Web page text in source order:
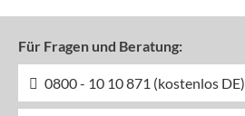
Für Fragen und Beratung:
0800 - 10 10 871 (kostenlos DE)